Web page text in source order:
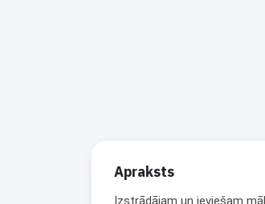
Apraksts
Izstrādājam un ieviešam